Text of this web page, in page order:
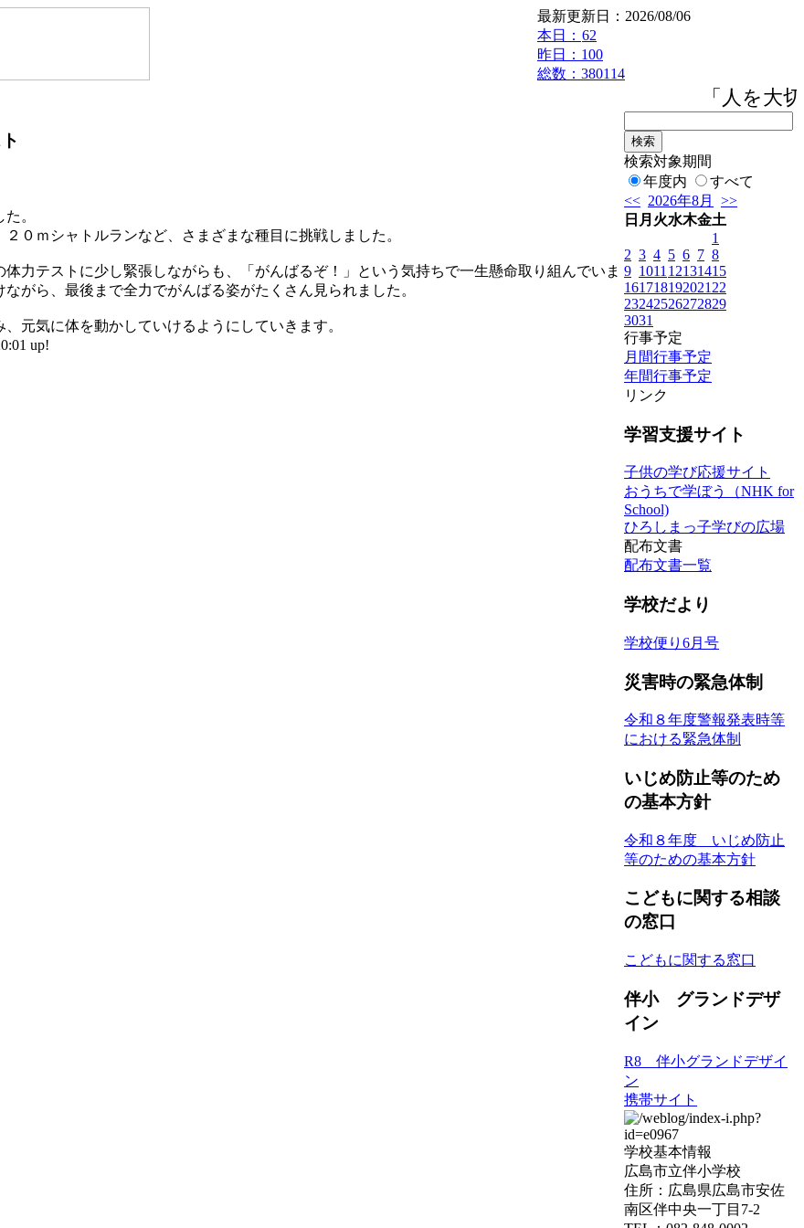
最新更新日：2026/08/06
本日： 62
昨日：100
総数：380114
「人を大
。
２０ｍシャトルランなど、さまざまな種目に挑戦しました。
力テストに少し緊張しながらも、「がんばるぞ！」という気持ちで一生懸命取り組んでいま
ながら、最後まで全力でがんばる姿がたくさん見られました。
元気に体を動かしていけるようにしていきます。
up!
検索対象期間
年度内
すべて
<< 2026年8月
>>
日 月 火水木金土
1
2 3 4 5 6 7 8
9 1011 12131415
161718192021 22
23242526272829
3031
行事予定
月間行事予定
年間行事予定
リンク
学習支援サイト
子供の学び応援サイト
おうちで学ぼう（NHK for
School)
ひろしまっ子学びの広場
配布文書
配布文書一覧
学校だより
学校便り6月号
災害時の緊急体制
令和８年度警報発表時等
における緊急体制
いじめ防止等のため
の基本方針
令和８年度 いじめ防止
等のための基本方針
こどもに関する相談
の窓口
こどもに関する窓口
伴小 グランドデザ
イン
R8 伴小グランドデザイ
ン
携帯サイト
学校基本情報
広島市立伴小学校
住所：広島県広島市安佐
南区伴中央一丁目7-2